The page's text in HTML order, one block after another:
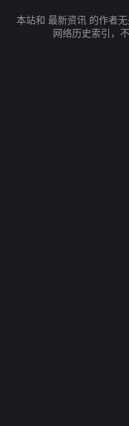
本站和 最新资讯 的作者
网络历史索引，